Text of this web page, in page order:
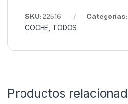
SKU:22516 Categorías:
COCHE, TODOS
Productos